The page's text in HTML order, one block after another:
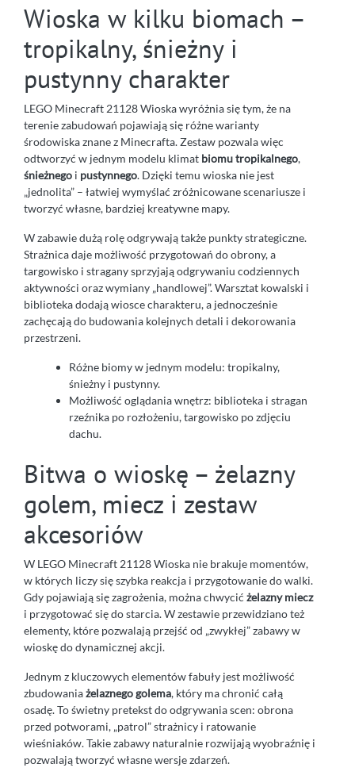
Wioska w kilku biomach –
tropikalny, śnieżny i
pustynny charakter
LEGO Minecraft 21128 Wioska wyróżnia się tym, że na
terenie zabudowań pojawiają się różne warianty
środowiska znane z Minecrafta. Zestaw pozwala więc
odtworzyć w jednym modelu klimat biomu tropikalnego,
śnieżnego i pustynnego. Dzięki temu wioska nie jest
„jednolita” – łatwiej wymyślać zróżnicowane scenariusze i
tworzyć własne, bardziej kreatywne mapy.
W zabawie dużą rolę odgrywają także punkty strategiczne.
Strażnica daje możliwość przygotowań do obrony, a
targowisko i stragany sprzyjają odgrywaniu codziennych
aktywności oraz wymiany „handlowej”. Warsztat kowalski i
biblioteka dodają wiosce charakteru, a jednocześnie
zachęcają do budowania kolejnych detali i dekorowania
przestrzeni.
Różne biomy w jednym modelu: tropikalny,
śnieżny i pustynny.
Możliwość oglądania wnętrz: biblioteka i stragan
rzeźnika po rozłożeniu, targowisko po zdjęciu
dachu.
Bitwa o wioskę – żelazny
golem, miecz i zestaw
akcesoriów
W LEGO Minecraft 21128 Wioska nie brakuje momentów,
w których liczy się szybka reakcja i przygotowanie do walki.
Gdy pojawiają się zagrożenia, można chwycić żelazny miecz
i przygotować się do starcia. W zestawie przewidziano też
elementy, które pozwalają przejść od „zwykłej” zabawy w
wioskę do dynamicznej akcji.
Jednym z kluczowych elementów fabuły jest możliwość
zbudowaniażelaznego golema, który ma chronić całą
osadę. To świetny pretekst do odgrywania scen: obrona
przed potworami, „patrol” strażnicy i ratowanie
wieśniaków. Takie zabawy naturalnie rozwijają wyobraźnię i
pozwalają tworzyć własne wersje zdarzeń.